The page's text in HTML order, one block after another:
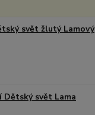
svět žlutý Lamový
Dětský svět Lama